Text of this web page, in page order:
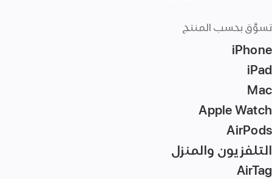
تسوَّق بحسب المنتج
iPhone
iPad
Mac‏
Apple Watch
AirPods
التلفزيون والمنزل
AirTag‏